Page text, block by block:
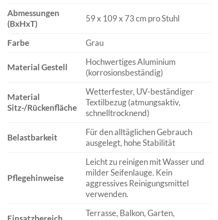
Abmessungen
(BxHxT)
59 x 109 x 73 cm pro Stuhl
Farbe Grau
Material Gestell
Hochwertiges Aluminium
(korrosionsbeständig)
Material
Sitz-/Rückenfläche
Wetterfester, UV-beständiger
Textilbezug (atmungsaktiv,
schnelltrocknend)
Belastbarkeit
Für den alltäglichen Gebrauch
ausgelegt, hohe Stabilität
Pflegehinweise
Leicht zu reinigen mit Wasser und
milder Seifenlauge. Kein
aggressives Reinigungsmittel
verwenden.
Terrasse, Balkon, Garten,